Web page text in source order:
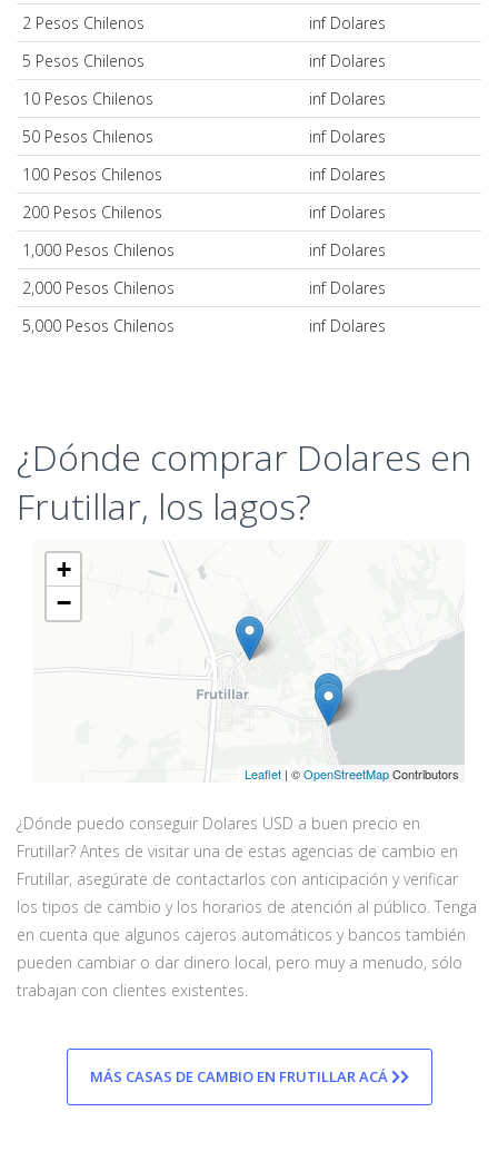
2 Pesos Chilenos
inf Dolares
5 Pesos Chilenos
inf Dolares
10 Pesos Chilenos
inf Dolares
50 Pesos Chilenos
inf Dolares
100 Pesos Chilenos
inf Dolares
200 Pesos Chilenos
inf Dolares
1,000 Pesos Chilenos
inf Dolares
2,000 Pesos Chilenos
inf Dolares
5,000 Pesos Chilenos
inf Dolares
¿Dónde comprar Dolares en
Frutillar, los lagos?
+
−
Leaflet | ©OpenStreetMapContributors
¿Dónde puedo conseguir Dolares USD a buen precio en
Frutillar? Antes de visitar una de estas agencias de cambio en
Frutillar, asegúrate de contactarlos con anticipación y verificar
los tipos de cambio y los horarios de atención al público. Tenga
en cuenta que algunos cajeros automáticos y bancos también
pueden cambiar o dar dinero local, pero muy a menudo, sólo
trabajan con clientes existentes.
MÁS CASAS DE CAMBIO EN FRUTILLAR ACÁ